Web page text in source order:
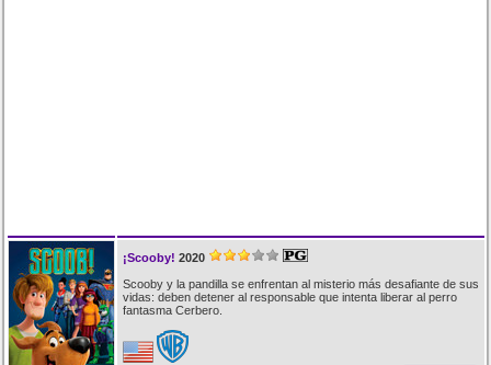
¡Scooby! 2020
Scooby y la pandilla se enfrentan al misterio más desafiante de sus
vidas: deben detener al responsable que intenta liberar al perro
fantasma Cerbero.